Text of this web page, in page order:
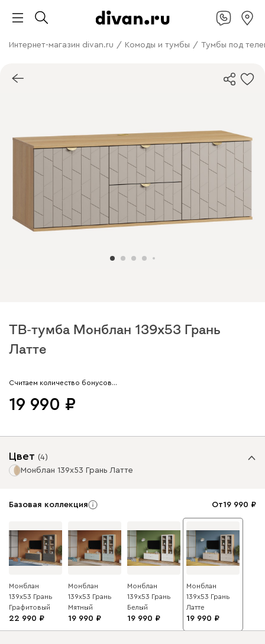
Интернет-магазин divan.ru / Комоды и тумбы / Тумбы под
ТВ-тумба Монблан 139x53 Грань
Латте
Считаем количество бонусов…
19 990
Цвет (4)
Монблан 139x53 Грань Латте
Базовая коллекция От19 990
Монблан
139x53 Грань
Графитовый
22 990
Монблан
139x53 Грань
Мятный
19 990
Монблан
139x53 Грань
Белый
19 990
Монблан
139x53 Грань
Латте
19 990